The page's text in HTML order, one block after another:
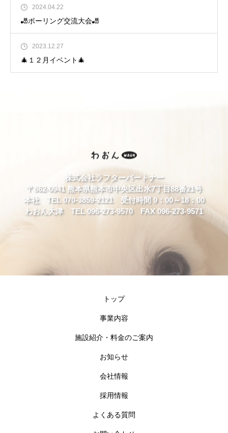
2024.04.22
🎳ボーリング交流大会🎳
2023.12.27
🎄１２月イベント🎄
株式会社ラフターパートナー
〒862-0941 熊本県熊本市中央区出水7丁目88番21号
本社 TEL 070-3859-2121 受付時間 9：00～18：00
わおん大津 TEL 096-273-9570 FAX 096-273-9571
トップ
事業内容
施設紹介・料金のご案内
お知らせ
会社情報
採用情報
よくある質問